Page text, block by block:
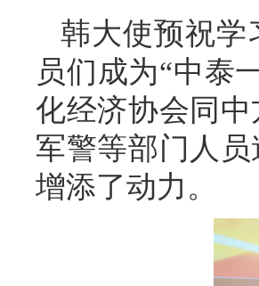
韩大使预祝学
员们成为“中泰
化经济协会同
军警等部门人
增添了动力。